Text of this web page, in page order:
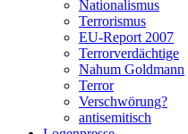
Nationalismus
Terrorismus
EU-Report 2007
Terrorverdächtige
Nahum Goldmann
Terror
Verschwörung?
antisemitisch